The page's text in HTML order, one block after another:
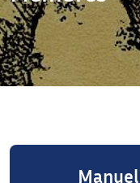
Manuel